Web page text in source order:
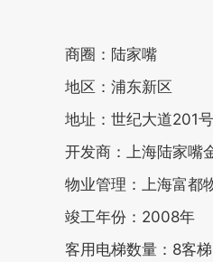
商圈：陆家嘴
地区：浦东新区
地址：世纪大道201号
开发商：上海陆家
物业管理：上海富
竣工年份：2008年
客用电梯数量：8客